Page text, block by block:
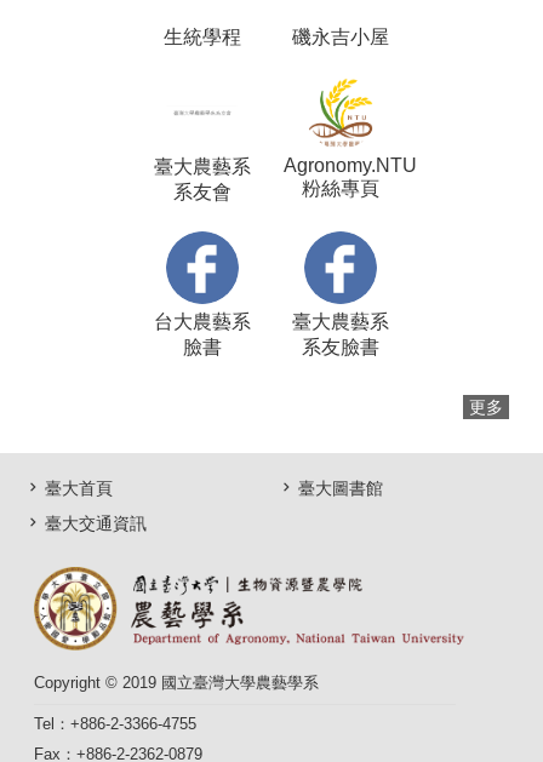
生統學程 磯永吉小屋
臺大農藝系
系友會
Agronomy.NTU
粉絲專頁
台大農藝系
臉書
臺大農藝系
系友臉書
更多
臺大首頁
臺大圖書館
臺大交通資訊
Copyright © 2019 國立臺灣大學農藝學系
Tel：+886-2-3366-4755
Fax：+886-2-2362-0879